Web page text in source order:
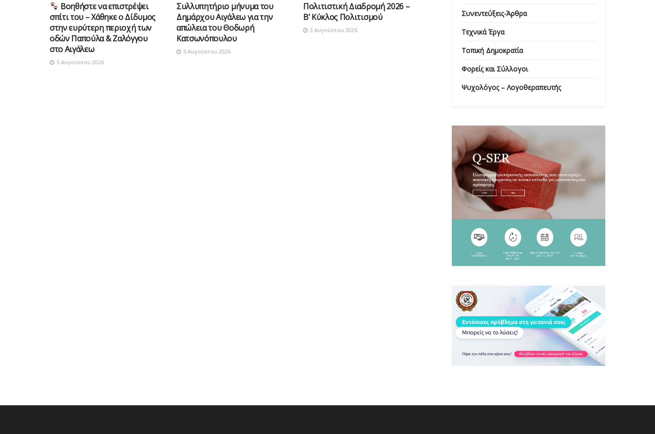
Βοηθήστε να επιστρέψει
σπίτι του – Χάθηκε ο Δίδυμος
στην ευρύτερη περιοχή των
οδών Παπούλα & Ζαλόγγου
στο Αιγάλεω
5 Αυγούστου 2026
Συλλυπητήριο μήνυμα του
Δημάρχου Αιγάλεω για την
απώλεια του Θοδωρή
Κατσωνόπουλου
5 Αυγούστου 2026
Πολιτιστική Διαδρομή 2026 –
Β’ Κύκλος Πολιτισμού
3 Αυγούστου 2026
Συνεντεύξεις-Άρθρα
Τεχνικά Έργα
Τοπική Δημοκρατία
Φορείς και Σύλλογοι
Ψυχολόγος – Λογοθεραπευτής